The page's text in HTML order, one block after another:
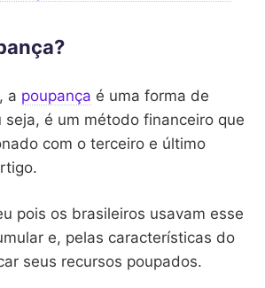
a poupança é uma forma de
seja, é um método financeiro que
com o terceiro e último
pois os brasileiros usavam esse
e, pelas características do
seus recursos poupados.